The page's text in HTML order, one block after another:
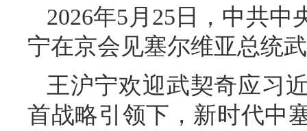
2026年5月25日，中共
宁在京会见塞尔维亚总统
王沪宁欢迎武契奇应习
首战略引领下，新时代中